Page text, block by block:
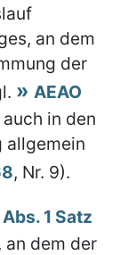
an dem
der
AEAO
in den
allgemein
, Nr. 9).
1 Satz
an dem der